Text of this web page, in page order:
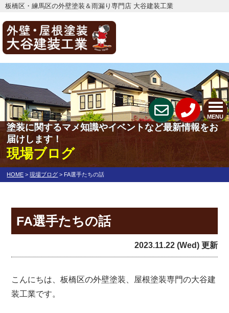
板橋区・練馬区の外壁塗装＆雨漏り専門店 大谷建装工業
MENU
塗装に関するマメ知識やイベントなど最新情報をお
届けします！
現場ブログ
HOME >現場ブログ > FA選手たちの話
FA選手たちの話
2023.11.22 (Wed) 更新
こんにちは、板橋区の外壁塗装、屋根塗装専門の大谷建
装工業です。